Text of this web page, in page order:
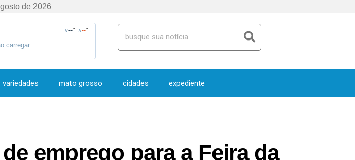
∨--° ∧--°
carregar
variedades mato grosso cidades expediente
de 2026
emprego para a Feira da